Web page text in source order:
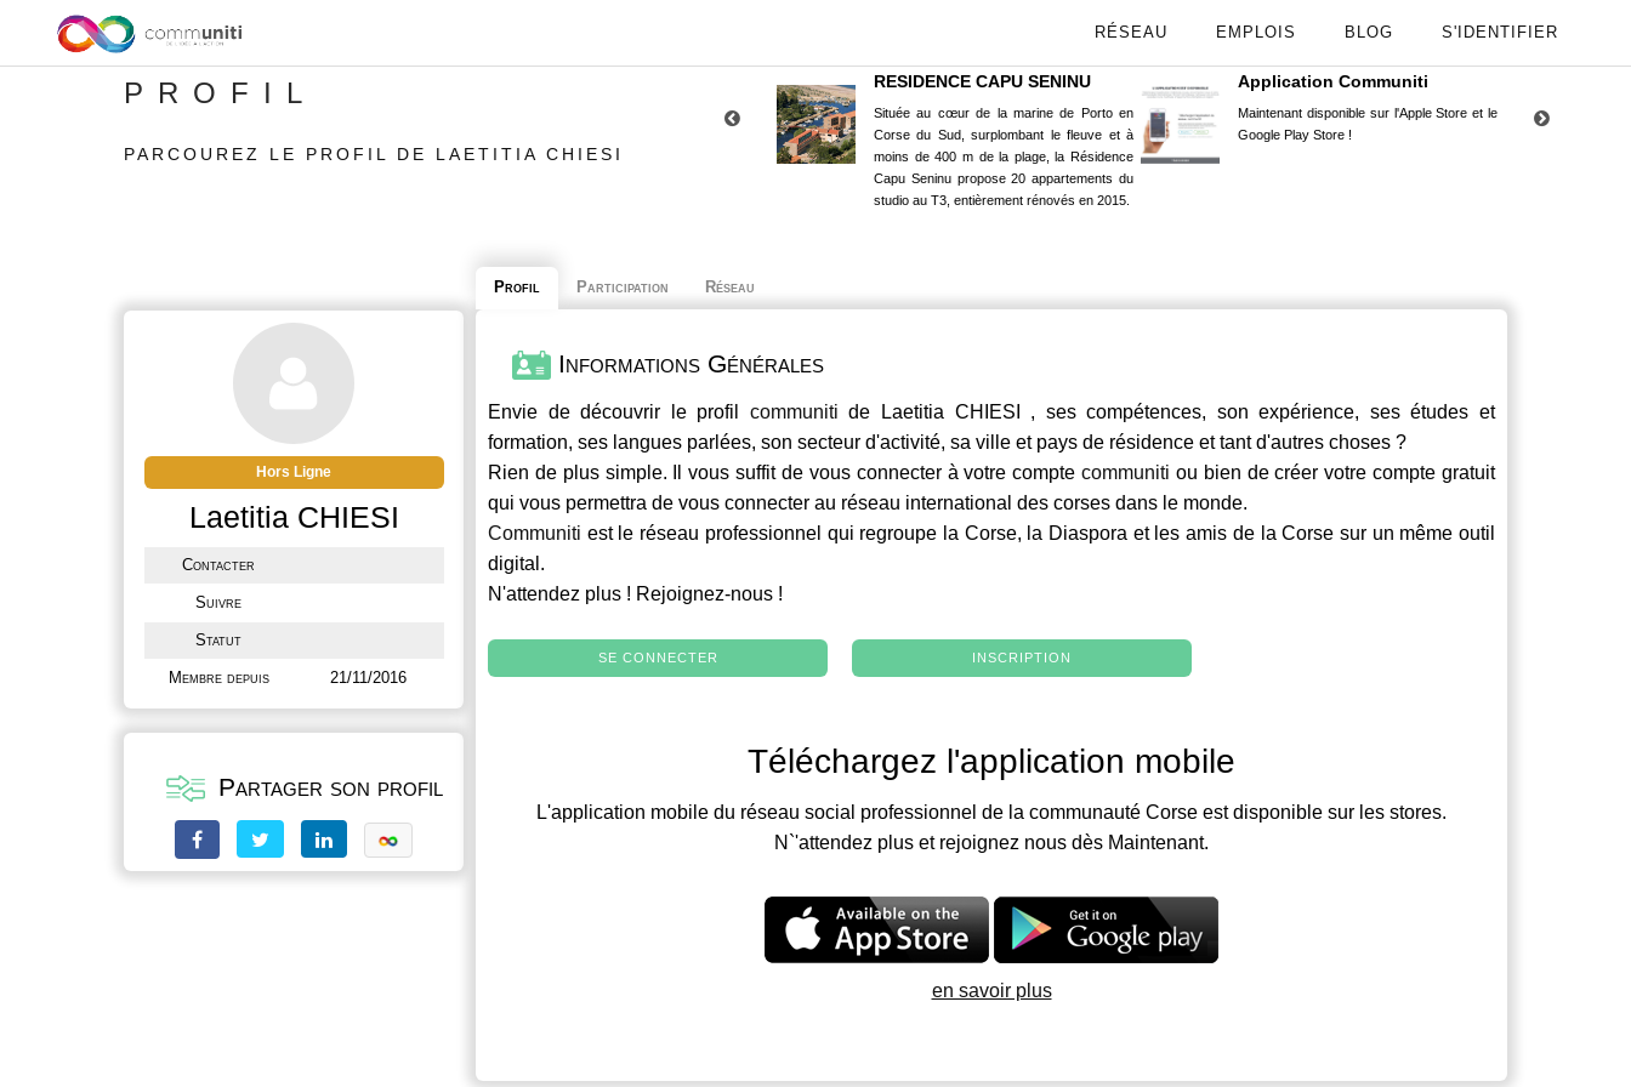
RÉSEAU EMPLOIS BLOG S'IDENTIFIER
PROFIL
PARCOUREZ LE PROFIL DE LAETITIA CHIESI
RESIDENCE CAPU SENINU
Située au cœur de la marine de Porto en
Corse du Sud, surplombant le fleuve et à
moins de 400 m de la plage, la Résidence
Capu Seninu propose 20 appartements du
studio au T3, entièrement rénovés en 2015.
Application Communiti
Maintenant disponible sur l'Apple Store et le
Google Play Store !
Hors Ligne
Laetitia CHIESI
Contacter
Suivre
Statut
Membre depuis 21/11/2016
Partager son profil
Profil Participation Réseau
Informations Générales
Envie de découvrir le profil communiti de Laetitia CHIESI , ses compétences, son expérience, ses études et
formation, ses langues parlées, son secteur d'activité, sa ville et pays de résidence et tant d'autres choses ?
Rien de plus simple. Il vous suffit de vous connecter à votre comptecommuniti ou bien de créer votre compte gratuit
qui vous permettra de vous connecter au réseau international des corses dans le monde.
Communiti est le réseau professionnel qui regroupe la Corse, la Diaspora et les amis de la Corse sur un même outil
digital.
N'attendez plus ! Rejoignez-nous !
SE CONNECTER INSCRIPTION
Téléchargez l'application mobile
L'application mobile du réseau social professionnel de la communauté Corse est disponible sur les stores.
N`'attendez plus et rejoignez nous dès Maintenant.
en savoir plus